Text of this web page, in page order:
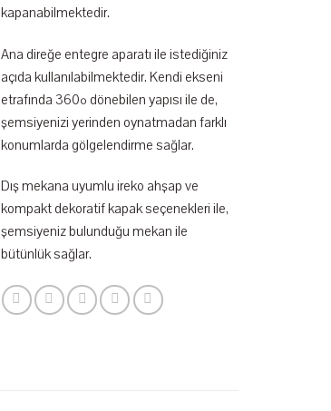
kapanabilmektedir.
Ana direğe entegre aparatı ile istediğiniz
açıda kullanılabilmektedir. Kendi ekseni
etrafında 360º dönebilen yapısı ile de,
şemsiyenizi yerinden oynatmadan farklı
konumlarda gölgelendirme sağlar.
Dış mekana uyumlu ireko ahşap ve
kompakt dekoratif kapak seçenekleri ile,
şemsiyeniz bulunduğu mekan ile
bütünlük sağlar.